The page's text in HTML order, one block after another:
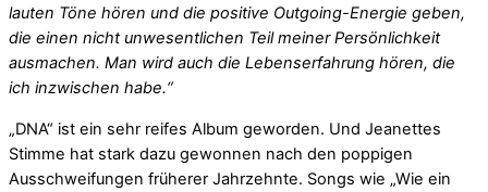
lauten Töne hören und die positive Outgoing-Energie geben,
die einen nicht unwesentlichen Teil meiner Persönlichkeit
ausmachen. Man wird auch die Lebenserfahrung hören, die
ich inzwischen habe.“
„DNA“ ist ein sehr reifes Album geworden. Und Jeanettes
Stimme hat stark dazu gewonnen nach den poppigen
Ausschweifungen früherer Jahrzehnte. Songs wie „Wie ein